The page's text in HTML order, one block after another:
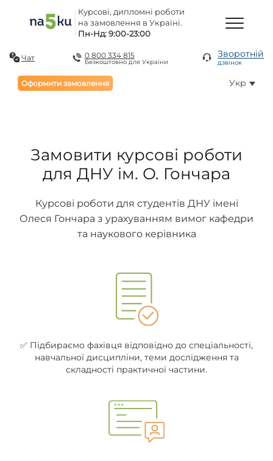
Курсові, дипломні роботи
на замовлення в Україні.
Пн-Нд: 9:00-23:00
Чат 0 800 334 815
Безкоштовно для України
Зворотній
дзвінок
Оформити замовлення Укр
Замовити курсові роботи
для ДНУ ім. О. Гончара
Курсові роботи для студентів ДНУ імені
Олеся Гончара з урахуванням вимог кафедри
та наукового керівника
✅ Підбираємо фахівця відповідно до спеціальності,
навчальної дисципліни, теми дослідження та
складності практичної частини.